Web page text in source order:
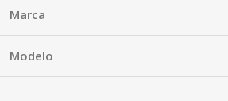
Marca
Modelo